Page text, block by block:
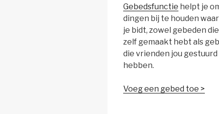
Gebedsfunctie helpt je
dingen bij te houden
je bidt, zowel gebeden
zelf gemaakt hebt als
die vrienden jou gestuurd
hebben.
Voeg een gebed toe >